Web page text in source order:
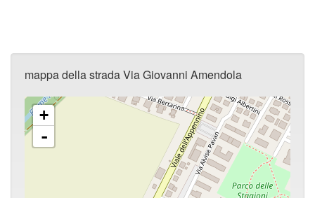
mappa della strada Via Giovanni Amendola
+
-